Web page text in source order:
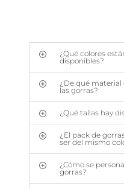
¿Qué colores
disponibles?
¿De qué material
las gorras?
¿Qué tallas hay
¿El pack de
ser del mismo
¿Cómo se
gorras?